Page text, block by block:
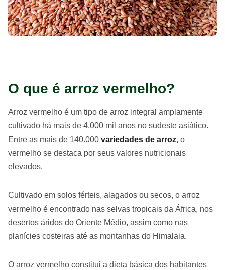
O que é arroz vermelho?
Arroz vermelho é um tipo de arroz integral amplamente
cultivado há mais de 4.000 mil anos no sudeste asiático.
Entre as mais de 140.000 variedades de arroz, o
vermelho se destaca por seus valores nutricionais
elevados.
Cultivado em solos férteis, alagados ou secos, o arroz
vermelho é encontrado nas selvas tropicais da África, nos
desertos áridos do Oriente Médio, assim como nas
planícies costeiras até as montanhas do Himalaia.
O arroz vermelho constitui a dieta básica dos habitantes